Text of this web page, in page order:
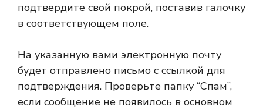
подтвердите свой покрой, поставив галочку
в соответствующем поле.
На указанную вами электронную почту
будет отправлено письмо с ссылкой для
подтверждения. Проверьте папку “Спам”,
если сообщение не появилось в основном